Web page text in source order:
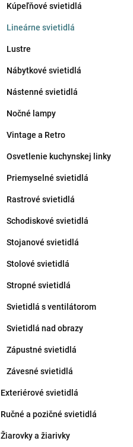
Kúpeľňové svietidlá
Lineárne svietidlá
Lustre
Nábytkové svietidlá
Nástenné svietidlá
Nočné lampy
Vintage a Retro
Osvetlenie kuchynskej linky
Priemyselné svietidlá
Rastrové svietidlá
Schodiskové svietidlá
Stojanové svietidlá
Stolové svietidlá
Stropné svietidlá
Svietidlá s ventilátorom
Svietidlá nad obrazy
Zápustné svietidlá
Závesné svietidlá
Exteriérové svietidlá
Ručné a pozičné svietidlá
Žiarovky a žiarivky